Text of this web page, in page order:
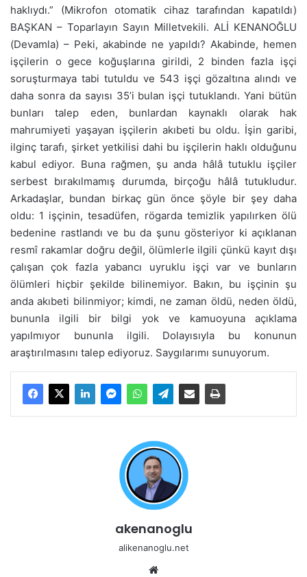
haklıydı.” (Mikrofon otomatik cihaz tarafından kapatıldı)
BAŞKAN – Toparlayın Sayın Milletvekili. ALİ KENANOĞLU
(Devamla) – Peki, akabinde ne yapıldı? Akabinde, hemen
işçilerin o gece koğuşlarına girildi, 2 binden fazla işçi
soruşturmaya tabi tutuldu ve 543 işçi gözaltına alındı ve
daha sonra da sayısı 35’i bulan işçi tutuklandı. Yani bütün
bunları talep eden, bunlardan kaynaklı olarak hak
mahrumiyeti yaşayan işçilerin akıbeti bu oldu. İşin garibi,
ilginç tarafı, şirket yetkilisi dahi bu işçilerin haklı olduğunu
kabul ediyor. Buna rağmen, şu anda hâlâ tutuklu işçiler
serbest bırakılmamış durumda, birçoğu hâlâ tutukludur.
Arkadaşlar, bundan birkaç gün önce şöyle bir şey daha
oldu: 1 işçinin, tesadüfen, rögarda temizlik yapılırken ölü
bedenine rastlandı ve bu da şunu gösteriyor ki açıklanan
resmî rakamlar doğru değil, ölümlerle ilgili çünkü kayıt dışı
çalışan çok fazla yabancı uyruklu işçi var ve bunların
ölümleri hiçbir şekilde bilinemiyor. Bakın, bu işçinin şu
anda akıbeti bilinmiyor; kimdi, ne zaman öldü, neden öldü,
bununla ilgili bir bilgi yok ve kamuoyuna açıklama
yapılmıyor bununla ilgili. Dolayısıyla bu konunun
araştırılmasını talep ediyoruz. Saygılarımı sunuyorum.
akenanoglu
alikenanoglu.net